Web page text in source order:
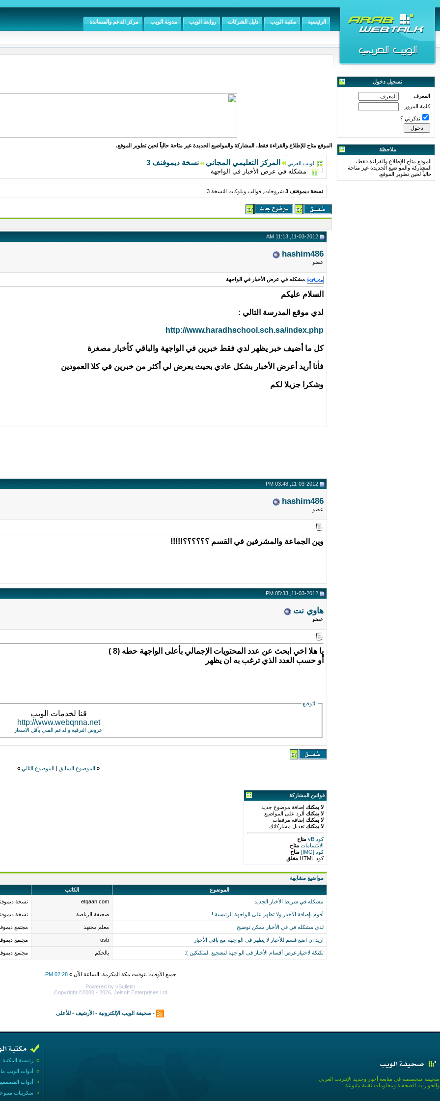
الرئيسية مكتبة الويب دليل الشركات روابط الويب مدونة الويب مركز الدعم والمساندة
تسجيل دخول
المعرف
كلمة المرور
تذكرني ؟
ملاحظة
الموقع متاح للإطلاع والقراءة فقط،
المشاركة والمواضيع الجديدة غير متاحة
حالياً لحين تطوير الموقع.
الموقع متاح للإطلاع والقراءة فقط، المشاركة والمواضيع الجديدة غير متاحة حالياً لحين تطوير الموقع.
الويب العربي المركز التعليمي المجاني نسخة ديموفنف 3
مشكله في عرض الأخبار في الواجهة
نسخة ديموفنف 3 شروحات, قوالب وبلوكات النسخة 3
hashim486
عضو
مشكله في عرض الأخبار في الواجهة
السلام عليكم
لدي موقع المدرسة التالي :
http://www.haradhschool.sch.sa/index.php
كل ما أضيف خبر يظهر لدي فقط خبرين في الواجهة والباقي كأخبار مصغرة
فأنا أريد أعرض الأخبار بشكل عادي بحيث يعرض لي أكثر من خبرين في كلا العمودين
وشكرا جزيلا لكم
hashim486
عضو
وين الجماعة والمشرفين في القسم ؟؟؟؟؟؟!!!!!
هاوي نت
عضو
يا هلا اخي ابحث عن عدد المحتويات الإجمالي بأعلى الواجهة حطه (8 )
أو حسب العدد الذي ترغب به ان يظهر
التوقيع
قنا لخدمات الويب
http://www.webqnna.net
عروض الترقية والدعم الفني بأقل الاسعار
« الموضوع السابق الموضوع التالي »
قوانين المشاركة
لا يمكنك إضافة موضوع جديد
لا يمكنك الرد على المواضيع
لا يمكنك إضافة مرفقات
لا يمكنك تعديل مشاركاتك
كود vB
متاح
الابتسامات متاح
كود [IMG]
متاح
كود HTML
مغلق
مواضيع مشابهة
الموضوع
الكاتب
مشكله في شريط الأخبار الجديد
etqaan.com نسخة
أقوم بإضافة الأخبار ولا تظهر على الواجهة الرئيسية ! صحيفة الرياضة نسخة
لدي مشكله في في الأخبار ممكن توضيح معلم مجتهد مجتمع
اريد ان اضع قسم للأخبار لا يظهر في الواجهة مع باقي الأخبار usb مجتمع
تكتكة لاختيارعرض أقسام الأخبار فى الواجهة لتشجيع المتكتكين ): بالحكم مجتمع
جميع الأوقات بتوقيت مكة المكرمة. الساعة الآن » 02:28 PM
Powered by vBulletin
Copyright ©2000 - 2026, Jelsoft Enterprises Ltd.
- صحيفة الويب الإلكترونية - الأرشيف - للأعلى
» رئيسية المكتبة
» أدوات الويب
» أدوات
» سكربتات
صحيفة متخصصة في متابعة أخبار وجديد الإنترنت العربي
والحوارات الصحفية ومعلومات تقنية متنوعة .